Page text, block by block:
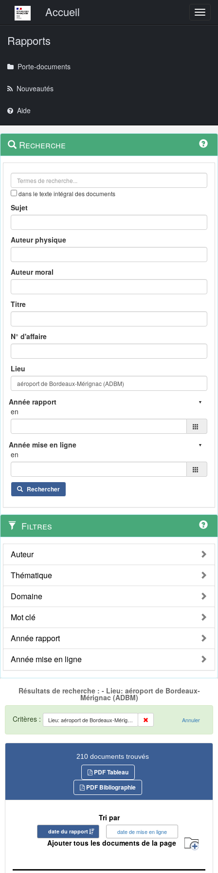
Menu principalAccueil
Rapports
Porte-documents
Nouveautés
Aide
Navigation
outils
Menu
contextuel
Recherche
dans le texte intégral des documents
Sujet
Auteur physique
Auteur moral
Titre
N° d'affaire
Lieu
en
en
Rechercher
Filtres
Auteur
Thématique
Domaine
Mot clé
Année rapport
Année mise en ligne
Résultats de recherche : - Lieu: aéroport de Bordeaux-
Mérignac (ADBM)
Critères : Lieu: aéroport de Bordeaux-Mérignac (ADBM) Annuler
210 documents trouvés
PDF Tableau
PDF Bibliographie
Tri par
date du rapport date de mise en ligne
Ajouter tous les documents de la page